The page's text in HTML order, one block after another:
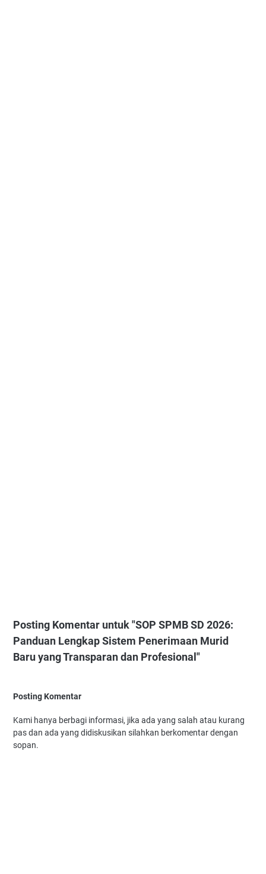
Posting Komentar untuk "SOP SPMB SD 2026:
Panduan Lengkap Sistem Penerimaan Murid
Baru yang Transparan dan Profesional"
Posting Komentar
Kami hanya berbagi informasi, jika ada yang salah atau kurang
pas dan ada yang didiskusikan silahkan berkomentar dengan
sopan.